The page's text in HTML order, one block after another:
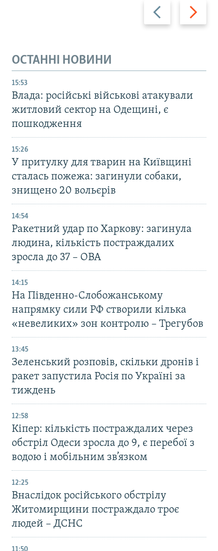
Назад Вперед
ОСТАННІ НОВИНИ
15:53
Влада: російські військові атакували
житловий сектор на Одещині, є
пошкодження
15:26
У притулку для тварин на Київщині
сталась пожежа: загинули собаки,
знищено 20 вольєрів
14:54
Ракетний удар по Харкову: загинула
людина, кількість постраждалих
зросла до 37 – ОВА
14:15
На Південно-Слобожанському
напрямку сили РФ створили кілька
«невеликих» зон контролю – Трегубов
13:45
Зеленський розповів, скільки дронів і
ракет запустила Росія по Україні за
тиждень
12:58
Кіпер: кількість постраждалих через
обстріл Одеси зросла до 9, є перебої з
водою і мобільним зв’язком
12:25
Внаслідок російського обстрілу
Житомирщини постраждало троє
людей – ДСНС